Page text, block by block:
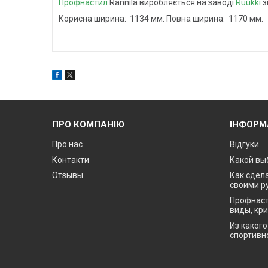
Профнастил Rannila виробляється на заводі Ruukki
Корисна ширина: 1134 мм. Повна ширина: 1170 мм.
ПРО КОМПАНІЮ
Про нас
Контакти
Отзывы
Відгуки
Какой
Как
своими
виды,
Из